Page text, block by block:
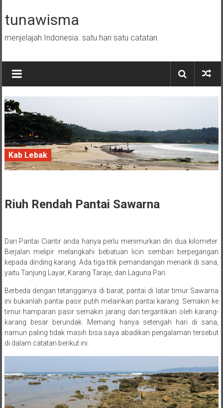
tunawisma
menjelajah Indonesia. satu hari satu catatan.
Kab Lebak
Riuh Rendah Pantai Sawarna
Posted By: wirawan
Dari Pantai Ciantir anda hanya perlu menimurkan diri dua kilometer.
Berjalan melipir melangkahi bebatuan licin sembari berpegangan
kepada dinding karang. Ada tiga titik pemandangan menarik di sana,
yaitu Tanjung Layar, Karang Taraje, dan Laguna Pari.
Berbeda dengan tetangganya di barat, pantai di latar timur Sawarna
ini bukanlah pantai pasir putih melainkan pantai karang. Semakin ke
timur hamparan pasir semakin jarang dan tergantikan oleh karang-
karang besar berundak. Memang hanya setengah hari di sana,
namun paling tidak masih bisa saya abadikan pengalaman tersebut
di dalam catatan berikut ini.